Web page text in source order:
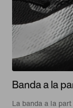
Banda a la
La banda a la